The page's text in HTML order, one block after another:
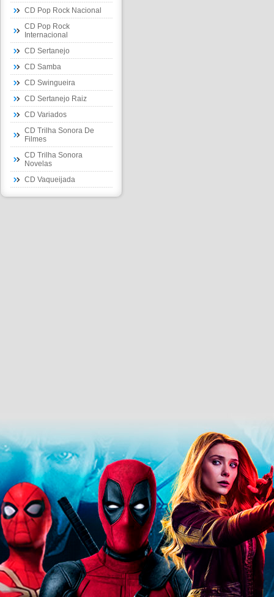
CD Pop Rock Nacional
CD Pop Rock
Internacional
CD Sertanejo
CD Samba
CD Swingueira
CD Sertanejo Raiz
CD Variados
CD Trilha Sonora De
Filmes
CD Trilha Sonora
Novelas
CD Vaqueijada